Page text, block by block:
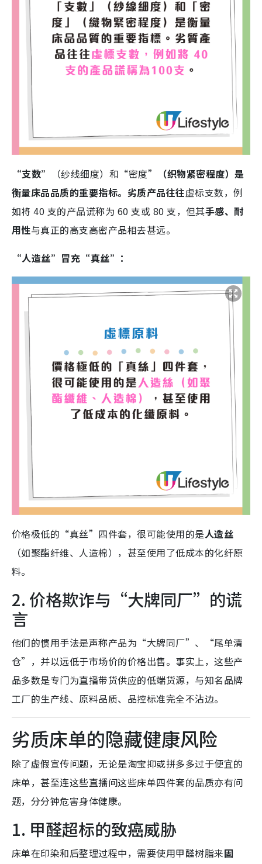
“支数” （纱线细度）和“密度”
（织物紧密程度）是
衡量床品品质的重要指标。劣质产品往往虚标支数，例
如将 40 支的产品谎称为 60 支或 80 支，但其手感、耐
用性与真正的高支高密产品相去甚远。
“人造丝”冒充“真丝”：
价格极低的“真丝”四件套，很可能使用的是人造丝
（如聚酯纤维、人造棉），甚至使用了低成本的化纤原
料。
2. 价格欺诈与“大牌同厂”的谎
言
他们的惯用手法是声称产品为“大牌同厂”、“尾单清
仓”，并以远低于市场价的价格出售。事实上，这些产
品多数是专门为直播带货供应的低端货源， 与知名品牌
工厂的生产线、原料品质、品控标准完全不沾边。
劣质床单的隐藏健康风险
除了虚假宣传问题，无论是淘宝抑或拼多多过于便宜的
床单，甚至连这些直播间这些床单四件套的品质亦有问
题，分分钟危害身体健康。
1. 甲醛超标的致癌威胁
床单在印染和后整理过程中，需要使用甲醛树脂来固